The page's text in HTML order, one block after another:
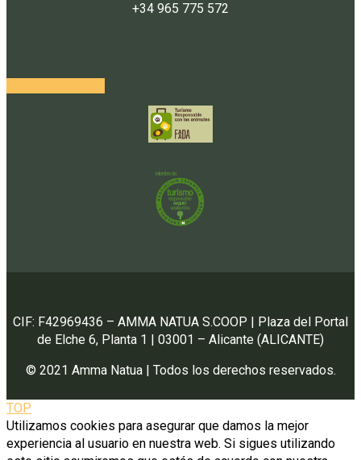
+34 965 775 572
CIF: F42969436 – AMMA NATUA S.COOP | Plaza del Portal
de Elche 6, Planta 1 | 03001 – Alicante (ALICANTE)
© 2021 Amma Natua | Todos los derechos reservados.
TOP
Utilizamos cookies para asegurar que damos la mejor
experiencia al usuario en nuestra web. Si sigues utilizando